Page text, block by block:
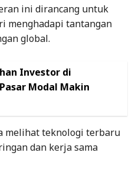
ini dirancang untuk
menghadapi tantangan
global.
Investor di
Modal Makin
melihat teknologi terbaru
dan kerja sama